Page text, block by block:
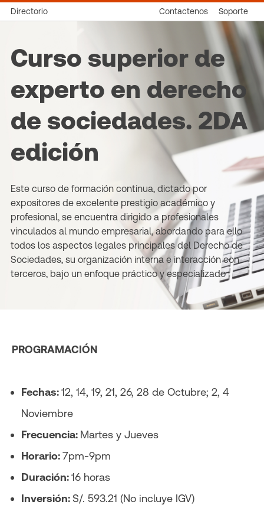
Directorio Contactenos Soporte
Curso superior de
experto en derecho
de sociedades. 2DA
edición
Este curso de formación continua, dictado por
expositores de excelente prestigio académico y
profesional, se encuentra dirigido a profesionales
vinculados al mundo empresarial, abordando para ello
todos los aspectos legales principales del Derecho de
Sociedades, su organización interna e interacción con
terceros, bajo un enfoque práctico y especializado
PROGRAMACIÓN
Fechas:12, 14, 19, 21, 26, 28 de Octubre; 2, 4
Noviembre
Frecuencia: Martes y Jueves
Horario:7pm-9pm
Duración:16 horas
Inversión:S/. 593.21 (No incluye IGV)